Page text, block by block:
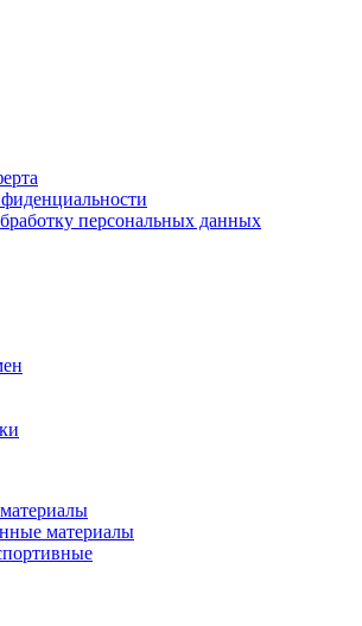
персональных данных
материалы